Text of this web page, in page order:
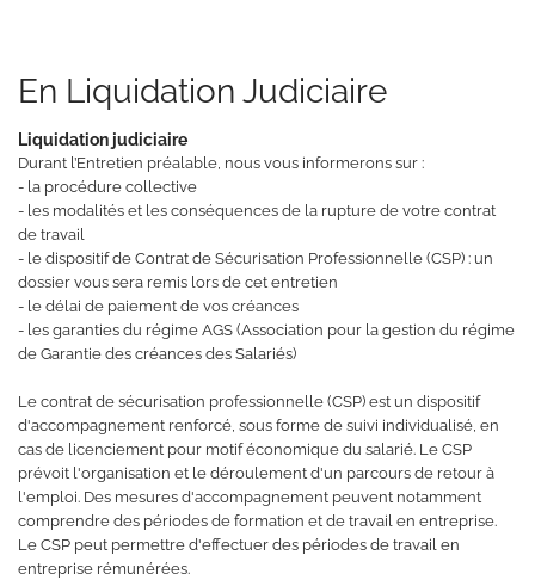
En Liquidation Judiciaire
Liquidation judiciaire
Durant l’Entretien préalable, nous vous informerons sur :
- la procédure collective
- les modalités et les conséquences de la rupture de votre contrat
de travail
- le dispositif de Contrat de Sécurisation Professionnelle (CSP) : un
dossier vous sera remis lors de cet entretien
- le délai de paiement de vos créances
- les garanties du régime AGS (Association pour la gestion du régime
de Garantie des créances des Salariés)
Le contrat de sécurisation professionnelle (CSP) est un dispositif
d'accompagnement renforcé, sous forme de suivi individualisé, en
cas de licenciement pour motif économique du salarié. Le CSP
prévoit l'organisation et le déroulement d'un parcours de retour à
l'emploi. Des mesures d'accompagnement peuvent notamment
comprendre des périodes de formation et de travail en entreprise.
Le CSP peut permettre d'effectuer des périodes de travail en
entreprise rémunérées.